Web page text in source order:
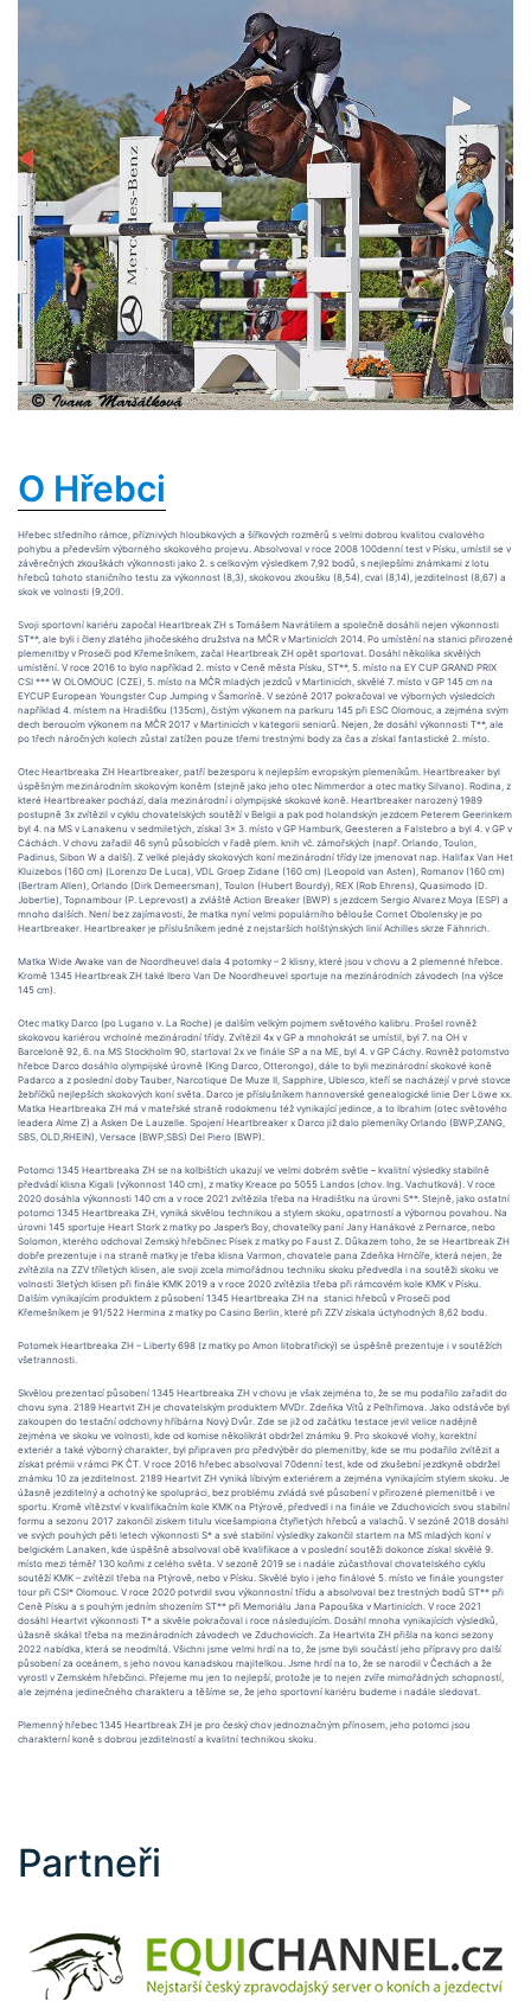
O Hřebci
Hřebec středního rámce, příznivých hloubkových a šířkových rozměrů s velmi dobrou kvalitou cvalového
pohybu a především výborného skokového projevu. Absolvoval v roce 2008 100denní test v Písku, umístil se v
závěrečných zkouškách výkonnosti jako 2. s celkovým výsledkem 7,92 bodů, s nejlepšími známkami z lotu
hřebců tohoto staničního testu za výkonnost (8,3), skokovou zkoušku (8,54), cval (8,14), jezditelnost (8,67) a
skok ve volnosti (9,20!).
Svoji sportovní kariéru započal Heartbreak ZH s Tomášem Navrátilem a společně dosáhli nejen výkonnosti
ST**, ale byli i členy zlatého jihočeského družstva na MČR v Martinicích 2014. Po umístění na stanici přirozené
plemenitby v Proseči pod Křemešníkem, začal Heartbreak ZH opět sportovat. Dosáhl několika skvělých
umístění. V roce 2016 to bylo například 2. místo v Ceně města Písku, ST**, 5. místo na EY CUP GRAND PRIX
CSI *** W OLOMOUC (CZE), 5. místo na MČR mladých jezdců v Martinicích, skvělé 7. místo v GP 145 cm na
EYCUP European Youngster Cup Jumping v Šamoríně. V sezóně 2017 pokračoval ve výborných výsledcích
například 4. místem na Hradišťku (135cm), čistým výkonem na parkuru 145 při ESC Olomouc, a zejména svým
dech beroucím výkonem na MČR 2017 v Martinicích v kategorii seniorů. Nejen, že dosáhl výkonnosti T**, ale
po třech náročných kolech zůstal zatížen pouze třemi trestnými body za čas a získal fantastické 2. místo.
Otec Heartbreaka ZH Heartbreaker, patří bezesporu k nejlepším evropským plemeníkům. Heartbreaker byl
úspěšným mezinárodním skokovým koněm (stejně jako jeho otec Nimmerdor a otec matky Silvano). Rodina, z
které Heartbreaker pochází, dala mezinárodní i olympijské skokové koně. Heartbreaker narozený 1989
postupně 3x zvítězil v cyklu chovatelských soutěží v Belgii a pak pod holandskýn jezdcem Peterem Geerinkem
byl 4. na MS v Lanakenu v sedmiletých, získal 3x 3. místo v GP Hamburk, Geesteren a Falstebro a byl 4. v GP v
Cáchách. V chovu zařadil 46 synů působících v řadě plem. knih vč. zámořských (např. Orlando, Toulon,
Padinus, Sibon W a další). Z velké plejády skokových koní mezinárodní třídy lze jmenovat nap. Halifax Van Het
Kluizebos (160 cm) (Lorenzo De Luca), VDL Groep Zidane (160 cm) (Leopold van Asten), Romanov (160 cm)
(Bertram Allen), Orlando (Dirk Demeersman), Toulon (Hubert Bourdy), REX (Rob Ehrens), Quasimodo (D.
Jobertie), Topnambour (P. Leprevost) a zvláště Action Breaker (BWP) s jezdcem Sergio Alvarez Moya (ESP) a
mnoho dalších. Není bez zajímavosti, že matka nyní velmi populárního bělouše Cornet Obolensky je po
Heartbreaker. Heartbreaker je příslušníkem jedné z nejstarších holštýnských linií Achilles skrze Fähnrich.
Matka Wide Awake van de Noordheuvel dala 4 potomky – 2 klisny, které jsou v chovu a 2 plemenné hřebce.
Kromě 1345 Heartbreak ZH také Ibero Van De Noordheuvel sportuje na mezinárodních závodech (na výšce
145 cm).
Otec matky Darco (po Lugano v. La Roche) je dalším velkým pojmem světového kalibru. Prošel rovněž
skokovou kariérou vrcholné mezinárodní třídy. Zvítězil 4x v GP a mnohokrát se umístil, byl 7. na OH v
Barceloně 92, 6. na MS Stockholm 90, startoval 2x ve finále SP a na ME, byl 4. v GP Cáchy. Rovněž potomstvo
hřebce Darco dosáhlo olympijské úrovně (King Darco, Otterongo), dále to byli mezinárodní skokové koně
Padarco a z poslední doby Tauber, Narcotique De Muze II, Sapphire, Ublesco, kteří se nacházejí v prvé stovce
žebříčků nejlepších skokových koní světa. Darco je příslušníkem hannoverské genealogické linie Der Löwe xx.
Matka Heartbreaka ZH má v mateřské straně rodokmenu též vynikající jedince, a to Ibrahim (otec světového
leadera Alme Z) a Asken De Lauzelle. Spojení Heartbreaker x Darco již dalo plemeníky Orlando (BWP,ZANG,
SBS, OLD,RHEIN), Versace (BWP,SBS) Del Piero (BWP).
Potomci 1345 Heartbreaka ZH se na kolbištích ukazují ve velmi dobrém světle – kvalitní výsledky stabilně
předvádí klisna Kigali (výkonnost 140 cm), z matky Kreace po 5055 Landos (chov. Ing. Vachutková). V roce
2020 dosáhla výkonnosti 140 cm a v roce 2021 zvítězila třeba na Hradištku na úrovni S**. Stejně, jako ostatní
potomci 1345 Heartbreaka ZH, vyniká skvělou technikou a stylem skoku, opatrností a výbornou povahou. Na
úrovni 145 sportuje Heart Stork z matky po Jasper’s Boy, chovatelky paní Jany Hanákové z Pernarce, nebo
Solomon, kterého odchoval Zemský hřebčinec Písek z matky po Faust Z. Důkazem toho, že se Heartbreak ZH
dobře prezentuje i na straně matky je třeba klisna Varmon, chovatele pana Zdeňka Hrnčíře, která nejen, že
zvítězila na ZZV tříletých klisen, ale svoji zcela mimořádnou techniku skoku předvedla i na soutěži skoku ve
volnosti 3letých klisen při finále KMK 2019 a v roce 2020 zvítězila třeba při rámcovém kole KMK v Písku.
Dalším vynikajícím produktem z působení 1345 Heartbreaka ZH na stanici hřebců v Proseči pod
Křemešníkem je 91/522 Hermina z matky po Casino Berlin, které při ZZV získala úctyhodných 8,62 bodu.
Potomek Heartbreaka ZH – Liberty 698 (z matky po Amon litobratřický) se úspěšně prezentuje i v soutěžích
všetrannosti.
Skvělou prezentací působení 1345 Heartbreaka ZH v chovu je však zejména to, že se mu podařilo zařadit do
chovu syna. 2189 Heartvit ZH je chovatelským produktem MVDr. Zdeňka Vítů z Pelhřimova. Jako odstávče byl
zakoupen do testační odchovny hříbárna Nový Dvůr. Zde se již od začátku testace jevil velice nadějně
zejména ve skoku ve volnosti, kde od komise několikrát obdržel známku 9. Pro skokové vlohy, korektní
exteriér a také výborný charakter, byl připraven pro předvýběr do plemenitby, kde se mu podařilo zvítězit a
získat prémii v rámci PK ČT. V roce 2016 hřebec absolvoval 70denní test, kde od zkušební jezdkyně obdržel
známku 10 za jezditelnost. 2189 Heartvit ZH vyniká líbivým exteriérem a zejména vynikajícím stylem skoku. Je
úžasně jezditelný a ochotný ke spolupráci, bez problému zvládá své působení v přirozené plemenitbě i ve
sportu. Kromě vítězství v kvalifikačním kole KMK na Ptýrově, předvedl i na finále ve Zduchovicích svou stabilní
formu a sezonu 2017 zakončil ziskem titulu vicešampiona čtyřletých hřebců a valachů. V sezóně 2018 dosáhl
ve svých pouhých pěti letech výkonnosti S* a své stabilní výsledky zakončil startem na MS mladých koní v
belgickém Lanaken, kde úspěšně absolvoval obě kvalifikace a v poslední soutěži dokonce získal skvělé 9.
místo mezi téměř 130 koňmi z celého světa. V sezoně 2019 se i nadále zúčastňoval chovatelského cyklu
soutěží KMK – zvítězil třeba na Ptýrově, nebo v Písku. Skvělé bylo i jeho finálové 5. místo ve finále youngster
tour při CSI* Olomouc. V roce 2020 potvrdil svou výkonnostní třídu a absolvoval bez trestných bodů ST** při
Ceně Písku a s pouhým jedním shozením ST** při Memoriálu Jana Papouška v Martinicích. V roce 2021
dosáhl Heartvit výkonnosti T* a skvěle pokračoval i roce následujícím. Dosáhl mnoha vynikajících výsledků,
úžasně skákal třeba na mezinárodních závodech ve Zduchovicích. Za Heartvita ZH přišla na konci sezony
2022 nabídka, která se neodmítá. Všichni jsme velmi hrdí na to, že jsme byli součástí jeho přípravy pro další
působení za oceánem, s jeho novou kanadskou majitelkou. Jsme hrdí na to, že se narodil v Čechách a že
vyrostl v Zemském hřebčinci. Přejeme mu jen to nejlepší, protože je to nejen zvíře mimořádných schopností,
ale zejména jedinečného charakteru a těšíme se, že jeho sportovní kariéru budeme i nadále sledovat.
Plemenný hřebec 1345 Heartbreak ZH je pro český chov jednoznačným přínosem, jeho potomci jsou
charakterní koně s dobrou jezditelností a kvalitní technikou skoku.
Partneři